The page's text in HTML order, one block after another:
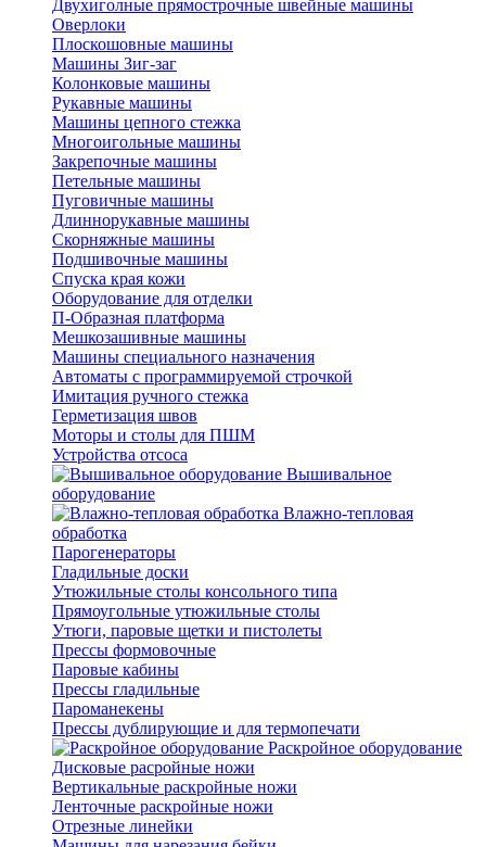
Двухиголные прямострочные швейные машины
Оверлоки
Плоскошовные машины
Машины Зиг-заг
Колонковые машины
Рукавные машины
Машины цепного стежка
Многоигольные машины
Закрепочные машины
Петельные машины
Пуговичные машины
Длиннорукавные машины
Скорняжные машины
Подшивочные машины
Спуска края кожи
Оборудование для отделки
П-Образная платформа
Мешкозашивные машины
Машины специального назначения
Автоматы с программируемой строчкой
Имитация ручного стежка
Герметизация швов
Моторы и столы для ПШМ
Устройства отсоса
Вышивальное
оборудование
Влажно-тепловая
обработка
Парогенераторы
Гладильные доски
Утюжильные столы консольного типа
Прямоугольные утюжильные столы
Утюги, паровые щетки и пистолеты
Прессы формовочные
Паровые кабины
Прессы гладильные
Пароманекены
Прессы дублирующие и для термопечати
Раскройное оборудование
Дисковые расройные ножи
Вертикальные раскройные ножи
Ленточные раскройные ножи
Отрезные линейки